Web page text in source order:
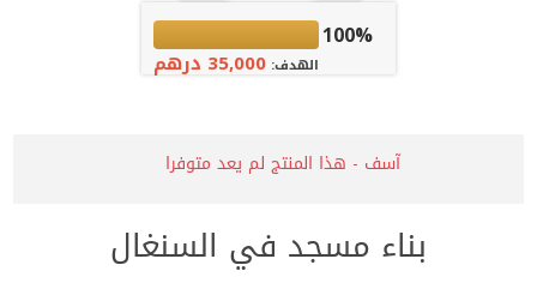
100%
الهدف:35,000 درهم
آسف - هذا المنتج لم يعد متوفرا
بناء مسجد في السنغال